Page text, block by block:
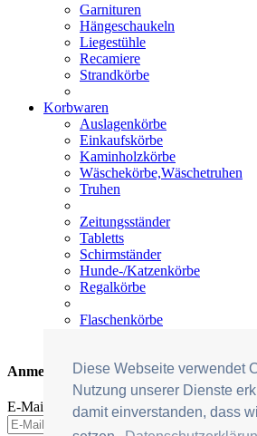
Diese Webseite verwendet
Nutzung unserer Dienste
damit einverstanden, dass
Garnituren
Hängeschaukeln
Liegestühle
Recamiere
Strandkörbe
Korbwaren
Auslagenkörbe
Einkaufskörbe
Kaminholzkörbe
Wäschekörbe,Wäschetruhen
Truhen
Zeitungsständer
Tabletts
Schirmständer
Hunde-/Katzenkörbe
Regalkörbe
Flaschenkörbe
Anmelden
E-Mail-Adresse: